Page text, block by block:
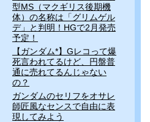
型MS（マクギリス後期機
体）の名称は「グリムゲル
デ」と判明！HGで2月発売
予定！
【ガンダム*】Gレコって爆
死言われてるけど、円盤普
通に売れてるんじゃない
の？
ガンダムのセリフをオサレ
師匠風なセンスで自由に表
現してみよう